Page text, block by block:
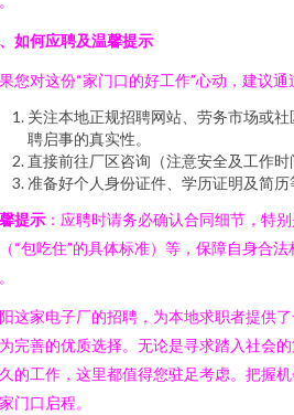
如何应聘及温馨提示
您对这份“家门口的好工作”心动，建议
关注本地正规招聘网站、劳务市场或
聘启事的真实性。
直接前往厂区咨询（注意安全及工作时
准备好个人身份证件、学历证明及简历
提示 ：应聘时请务必确认合同细节，特
“包吃住”的具体标准）等，保障自身合
这家电子厂的招聘，为本地求职者提供
完善的优质选择。无论是寻求踏入社会
的工作，这里都值得您驻足考虑。把握
门口启程。